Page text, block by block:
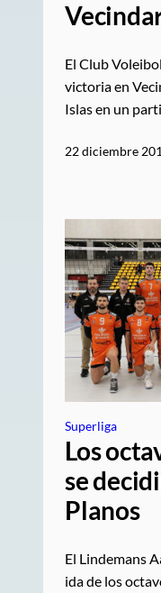
El Club
victoria en
Islas en un
22 diciembre
Superliga
Los
se
Planos
El Lindemans
ida de los